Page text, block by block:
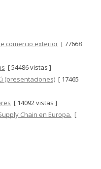
comercio exterior [ 77668
[ 54486 vistas ]
(presentaciones) [ 17465
[ 14092 vistas ]
Chain en Europa. [